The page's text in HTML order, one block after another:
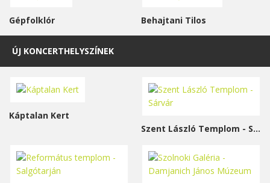
Gépfolklór Behajtani Tilos
ÚJ KONCERTHELYSZÍNEK
Káptalan Kert
Szent László Templom - Sárvár